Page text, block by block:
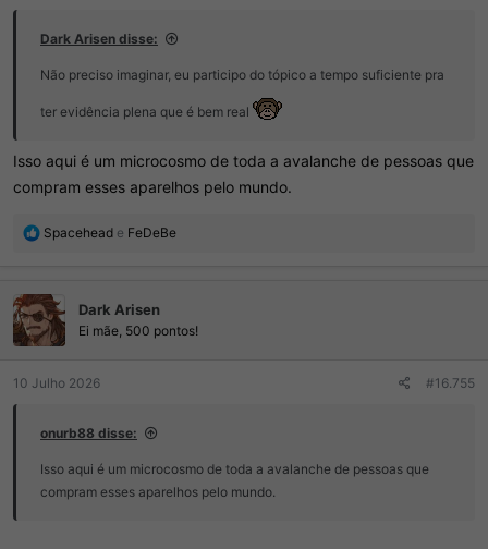
Dark Arisen disse:
Não preciso imaginar, eu participo do tópico a tempo suficiente pra
ter evidência plena que é bem real
Isso aqui é um microcosmo de toda a avalanche de pessoas que
compram esses aparelhos pelo mundo.
R
ç
õ
e
s
Spacehead e FeDeBe
Dark Arisen
Ei mãe, 500 pontos!
10 Julho 2026 #16.755
onurb88 disse:
Isso aqui é um microcosmo de toda a avalanche de pessoas que
compram esses aparelhos pelo mundo.